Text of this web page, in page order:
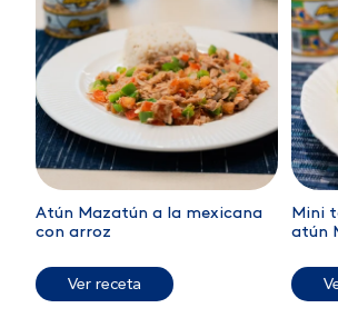
Atún Mazatún a la mexicana
con arroz
Ver receta
Mini
atún